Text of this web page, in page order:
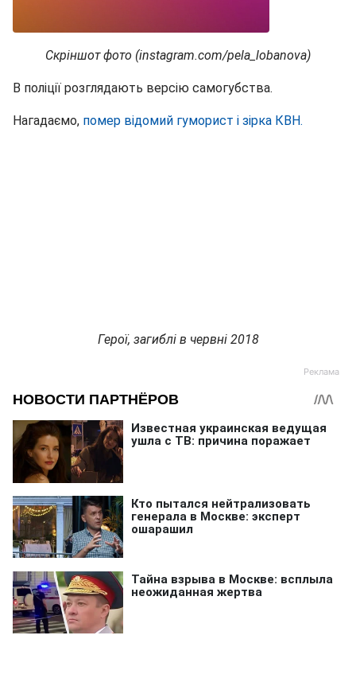
Скріншот фото (instagram.com/pela_lobanova)
В поліції розглядають версію самогубства.
Нагадаємо, помер відомий гуморист і зірка КВН.
Герої, загиблі в червні 2018